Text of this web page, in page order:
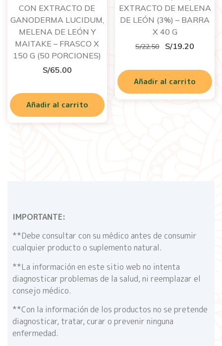
CON EXTRACTO DE
GANODERMA LUCIDUM,
MELENA DE LEÓN Y
MAITAKE – FRASCO X
150 G (50 PORCIONES)
S/65.00
Añadir al carrito
EXTRACTO DE MELENA
DE LEÓN (3%) – BARRA
X 40 G
S/22.50 S/19.20
Añadir al carrito
IMPORTANTE:
**Debe consultar con su médico antes de consumir
cualquier producto o suplemento natural.
**La información en este sitio web no intenta
diagnosticar problemas de la salud, ni reemplazar el
consejo médico.
**Con la información de los productos no se pretende
diagnosticar, tratar, curar o prevenir ninguna
enfermedad.